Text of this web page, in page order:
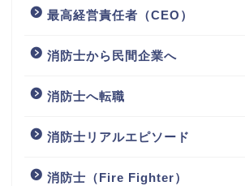
最高経営責任者（CEO）
消防士から民間企業へ
消防士へ転職
消防士リアルエピソード
消防士（Fire Fighter）